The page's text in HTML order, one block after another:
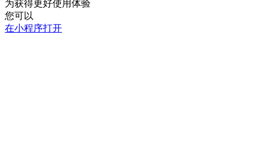
为获得更好使用体验
您可以
在小程序打开